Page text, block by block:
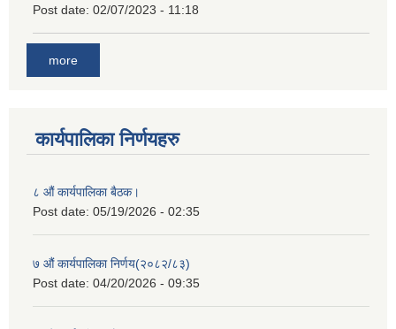
Post date: 02/07/2023 - 11:18
more
कार्यपालिका निर्णयहरु
८ औं कार्यपालिका बैठक।
Post date: 05/19/2026 - 02:35
७ औं कार्यपालिका निर्णय(२०८२/८३)
Post date: 04/20/2026 - 09:35